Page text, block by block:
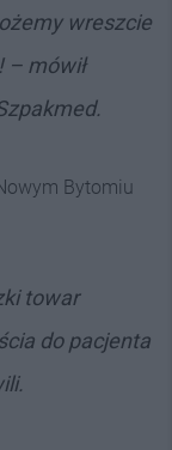
wreszcie
– mówił
Bytomiu
towar
do pacjenta